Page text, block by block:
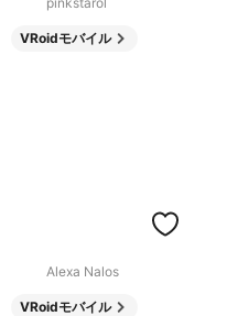
VRoidモバイル
Alexa Nalos
VRoidモバイル